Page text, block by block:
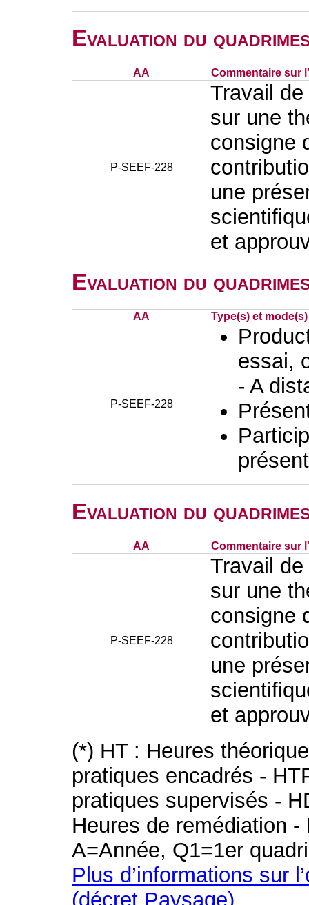
Evaluation du
AA Commentaire sur
P-SEEF-228
Travail
sur une
consigne
une
et
Evaluation du
AA Type(s) et
P-SEEF-228
essai,
- A
Evaluation du
AA Commentaire sur
P-SEEF-228
Travail
sur une
consigne
une
et
(*) HT : Heures
pratiques encadrés -
pratiques supervisés -
Heures de remédiation
A=Année, Q1=1er
Plus d’informations sur
(décret Paysage)